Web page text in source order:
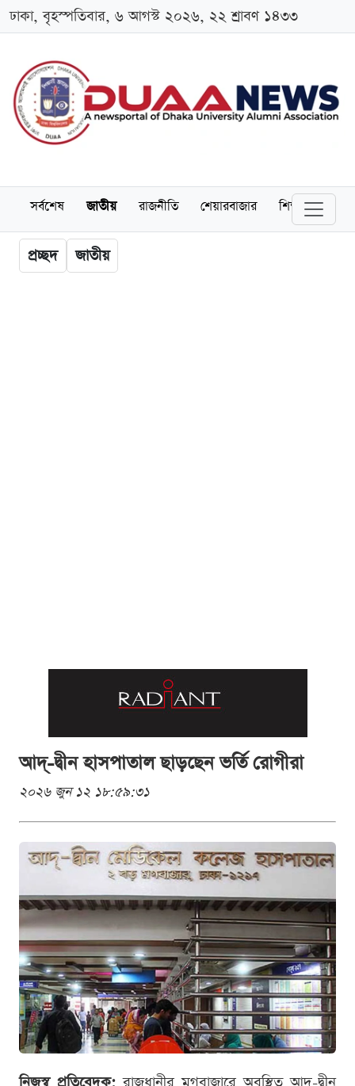
ঢাকা, বৃহস্পতিবার, ৬ আগস্ট ২০২৬, ২২ শ্রাবণ ১৪৩৩
সর্বশেষ জাতীয় রাজনীতি শেয়ারবাজার শিক্ষা
প্রচ্ছদ জাতীয়
আদ্-দ্বীন হাসপাতাল ছাড়ছেন ভর্তি রোগীরা
২০২৬ জুন ১২ ১৮:৫৯:৩১